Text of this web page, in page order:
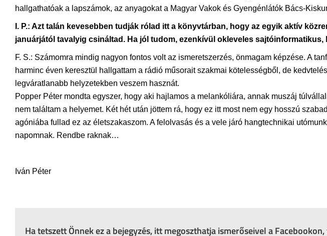
hallgathatóak a lapszámok, az anyagokat a Magyar Vakok és Gyengénlátók Bács-
I. P.: Azt talán kevesebben tudják rólad itt a könyvtárban, hogy az egyik aktív
januárjától tavalyig csináltad. Ha jól tudom, ezenkívül okleveles
F. S.: Számomra mindig nagyon fontos volt az ismeretszerzés, önmagam képzése. A
harminc éven keresztül hallgattam a rádió műsorait szakmai kötelességből, de
legváratlanabb helyzetekben veszem hasznát.
Popper Péter mondta egyszer, hogy aki hajlamos a melankóliára, annak muszáj
nem találtam a helyemet. Két hét után jöttem rá, hogy ez itt most nem egy hosszú
agóniába fullad ez az életszakaszom. A felolvasás és a vele járó hangtechnikai
napomnak. Rendbe raknak…
Iván Péter
Ha tetszett Önnek ez a bejegyzés, itt megoszthatja ismerőseivel a